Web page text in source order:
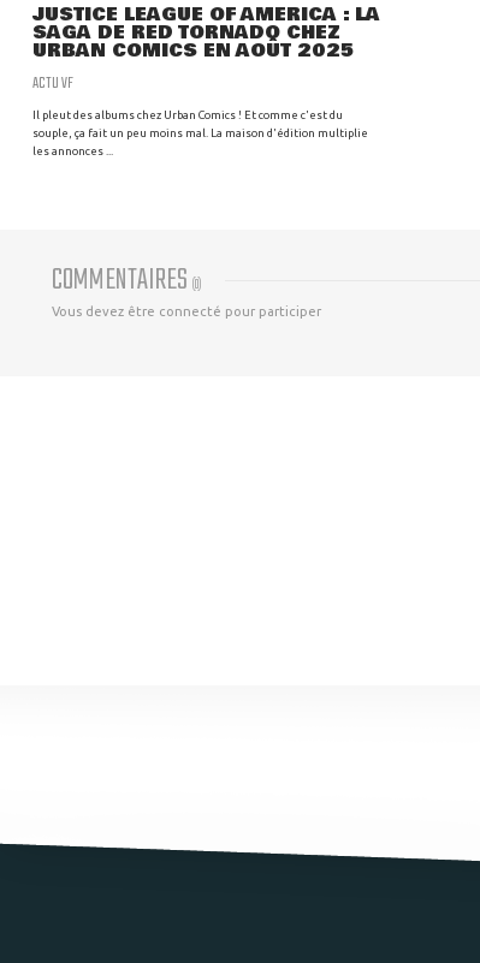
JUSTICE LEAGUE OF AMERICA : LA
SAGA DE RED TORNADO CHEZ
URBAN COMICS EN AOÛT 2025
ACTU VF
Il pleut des albums chez Urban Comics ! Et comme c'est du
souple, ça fait un peu moins mal. La maison d'édition multiplie
les annonces ...
COMMENTAIRES (0)
Vous devez être connecté pour participer